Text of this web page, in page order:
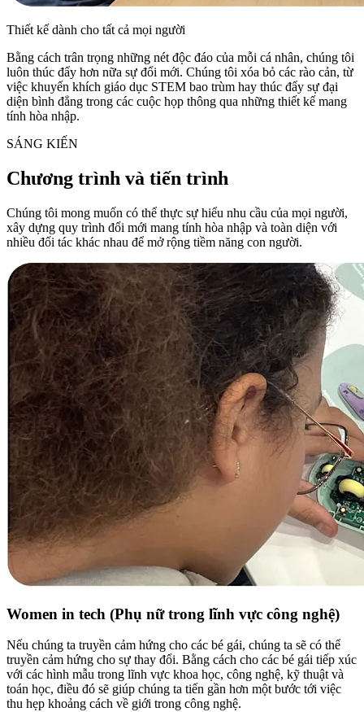
Thiết kế dành cho tất cả mọi người
Bằng cách trân trọng những nét độc đáo của mỗi cá nhân, chúng tôi
luôn thúc đẩy hơn nữa sự đổi mới. Chúng tôi xóa bỏ các rào cản, từ
việc khuyến khích giáo dục STEM bao trùm hay thúc đẩy sự đại
diện bình đẳng trong các cuộc họp thông qua những thiết kế mang
tính hòa nhập.
SÁNG KIẾN
Chương trình và tiến trình
Chúng tôi mong muốn có thể thực sự hiểu nhu cầu của mọi người,
xây dựng quy trình đổi mới mang tính hòa nhập và toàn diện với
nhiều đối tác khác nhau để mở rộng tiềm năng con người.
Women in tech (Phụ nữ trong lĩnh vực công nghệ)
Nếu chúng ta truyền cảm hứng cho các bé gái, chúng ta sẽ có thể
truyền cảm hứng cho sự thay đổi. Bằng cách cho các bé gái tiếp xúc
với các hình mẫu trong lĩnh vực khoa học, công nghệ, kỹ thuật và
toán học, điều đó sẽ giúp chúng ta tiến gần hơn một bước tới việc
thu hẹp khoảng cách về giới trong công nghệ.